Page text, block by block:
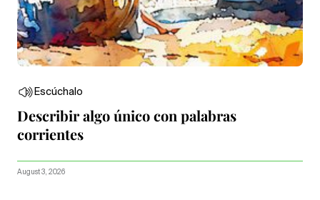
Escúchalo
Describir algo único con palabras
corrientes
August 3, 2026